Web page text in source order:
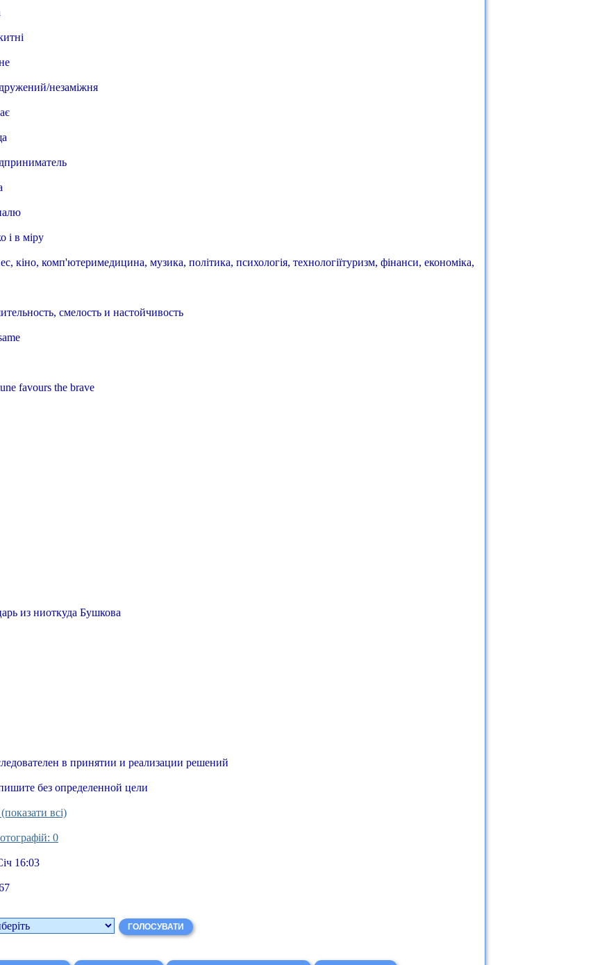
незаміжня
і в міру
кіно, комп'ютеримедицина, музика, політика, психологія, технологіїтуризм, фінанси, економіка,
смелость и настойчивость
favours the brave
из ниоткуда Бушкова
в принятии и реализации решений
без определенной цели
всі)
0
16:03